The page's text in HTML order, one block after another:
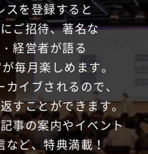
スを登録すると
ご招待、著名な
経営者が語る
が毎月楽しめます。
イブされるので、
すことができます。
事の案内やイベント
など、特典満載！